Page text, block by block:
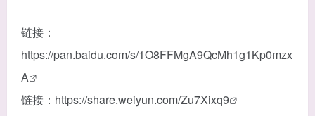
链接：
https://pan.baidu.com/s/1O8FFMgA9QcMh1g1Kp0mzx
A
链接： https://share.weiyun.com/Zu7Xixq9